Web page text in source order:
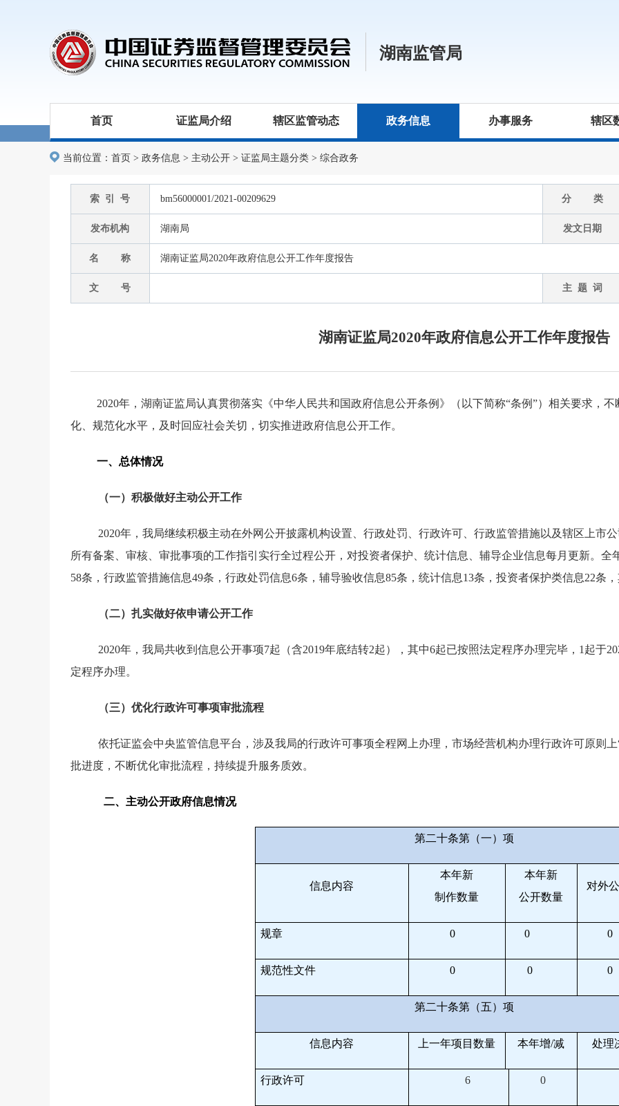
湖南监管局
首页 证监局介绍 辖区监管动态 政务信息 办事服务 辖区
当前位置： 首页 > 政务信息 > 主动公开 > 证监局主题分类 > 综合政务
索 引 号 bm56000001/2021-00209629 分 类
发布机构 湖南局 发文日期
名 称 湖南证监局2020年政府信息公开工作年度报告
文 号 主 题 词
湖南证监局2020年政府信息公开工作年度报告
2020年，湖南证监局认真贯彻落实《中华人民共和国政府信息公开条例》（以下简称“条例”）相关要求，
化、规范化水平，及时回应社会关切，切实推进政府信息公开工作。
一、总体情况
（一）积极做好主动公开工作
2020年，我局继续积极主动在外网公开披露机构设置、行政处罚、行政许可、行政监管措施以及辖区上市
所有备案、审核、审批事项的工作指引实行全过程公开，对投资者保护、统计信息、辅导企业信息每月更新。全
58条，行政监管措施信息49条，行政处罚信息6条，辅导验收信息85条，统计信息13条，投资者保护类信息22条
（二）扎实做好依申请公开工作
2020年，我局共收到信息公开事项7起（含2019年底结转2起），其中6起已按照法定程序办理完毕， 1起于
定程序办理。
（三）优化行政许可事项审批流程
依托证监会中央监管信息平台，涉及我局的行政许可事项全程网上办理，市场经营机构办理行政许可原则
批进度，不断优化审批流程，持续提升服务质效。
二、主动公开政府信息情况
第二十条第（一）项
信息内容
本年新
制作数量
本年新
公开数量
对外
规章 0 0 0
规范性文件 0 0 0
第二十条第（五）项
信息内容 上一年项目数量 本年增/减 处理
行政许可 6 0